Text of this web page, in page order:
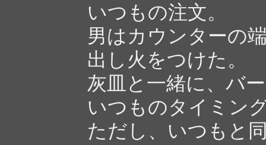
いつもの注文。
男はカウンターの
出し火をつけた。
灰皿と一緒に、バ
いつものタイミン
ただし、いつもと